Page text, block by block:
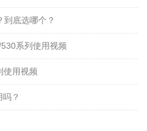
底选哪个？
系列使用视频
使用视频
？